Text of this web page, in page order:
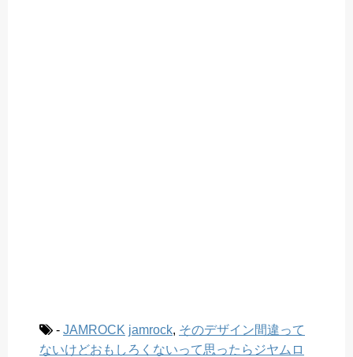
- JAMROCK jamrock, そのデザイン間違って
ないけどおもしろくないって思ったらジヤムロ